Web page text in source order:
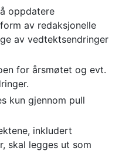
oppdatere
av redaksjonelle
av vedtektsendringer
for årsmøtet og evt.
kun gjennom pull
inkludert
skal legges ut som